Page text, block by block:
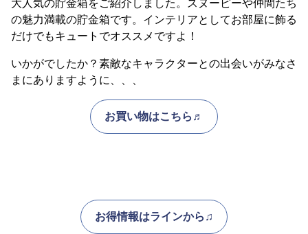
大人気の貯金箱をご紹介しました。スヌーピーや仲間たち
の魅力満載の貯金箱です。インテリアとしてお部屋に飾る
だけでもキュートでオススメですよ！
いかがでしたか？素敵なキャラクターとの出会いがみなさ
まにありますように、、、
お買い物はこちら♬
お得情報はラインから♫